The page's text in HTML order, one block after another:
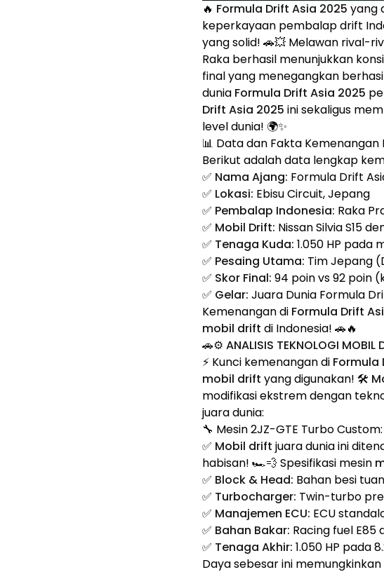
🔥 Formula Drift Asia 2025 yang
keperkayaan pembalap drift
yang solid! 🚗💥 Melawan rival-
Raka berhasil menunjukkan
final yang menegangkan
dunia Formula Drift Asia 2025
Drift Asia 2025 ini sekaligus
level dunia! 🌍✨
📊 Data dan Fakta Kemenangan
Berikut adalah data lengkap
✅ Nama Ajang: Formula Drift
✅ Lokasi: Ebisu Circuit, Jepang
✅ Pembalap Indonesia: Raka
✅ Mobil Drift: Nissan Silvia S15
✅ Tenaga Kuda: 1.050 HP pada
✅ Pesaing Utama: Tim Jepang
✅ Skor Final: 94 poin vs 92 poin
✅ Gelar: Juara Dunia Formula
Kemenangan di Formula Drift
mobil drift di Indonesia! 🚗🔥
🚗⚙️ ANALISIS TEKNOLOGI MOBIL
⚡ Kunci kemenangan di Formula
mobil drift yang digunakan! 🛠️
modifikasi ekstrem dengan
juara dunia:
🔧 Mesin 2JZ-GTE Turbo
✅ Mobil drift juara dunia ini
habisan! 🏎️💨 Spesifikasi mesin
✅ Block & Head: Bahan besi
✅ Turbocharger: Twin-turbo
✅ Manajemen ECU: ECU
✅ Bahan Bakar: Racing fuel
✅ Tenaga Akhir: 1.050 HP pada
Daya sebesar ini memungkinkan